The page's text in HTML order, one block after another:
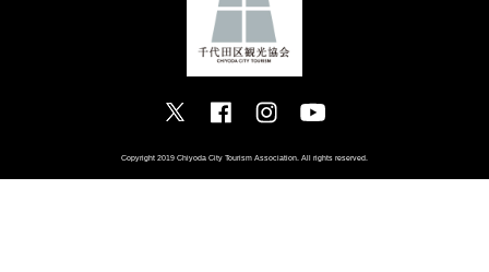
Copyright 2019 Chiyoda City Tourism Association. All rights reserved.